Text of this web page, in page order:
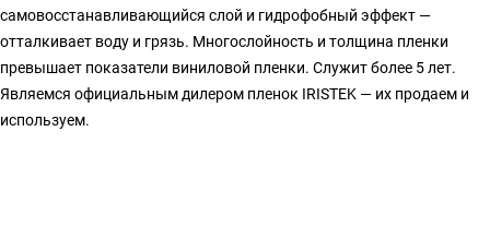
самовосстанавливающийся слой и гидрофобный эффект —
отталкивает воду и грязь. Многослойность и толщина пленки
превышает показатели виниловой пленки. Служит более 5 лет.
Являемся официальным дилером пленок IRISTEK — их продаем и
используем.